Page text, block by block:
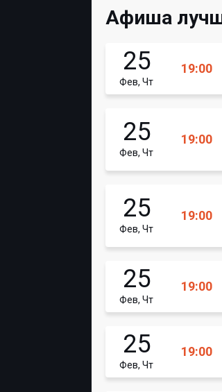
Афиша
25
Фев, Чт
19:00
25
Фев, Чт
19:00
25
Фев, Чт
19:00
25
Фев, Чт
19:00
25
Фев, Чт
19:00